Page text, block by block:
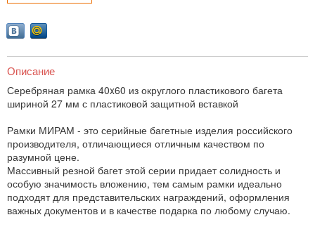
Описание
Серебряная рамка 40x60 из округлого пластикового багета
шириной 27 мм с пластиковой защитной вставкой
Рамки МИРАМ - это серийные багетные изделия российского
производителя, отличающиеся отличным качеством по
разумной цене.
Массивный резной багет этой серии придает солидность и
особую значимость вложению, тем самым рамки идеально
подходят для представительских награждений, оформления
важных документов и в качестве подарка по любому случаю.